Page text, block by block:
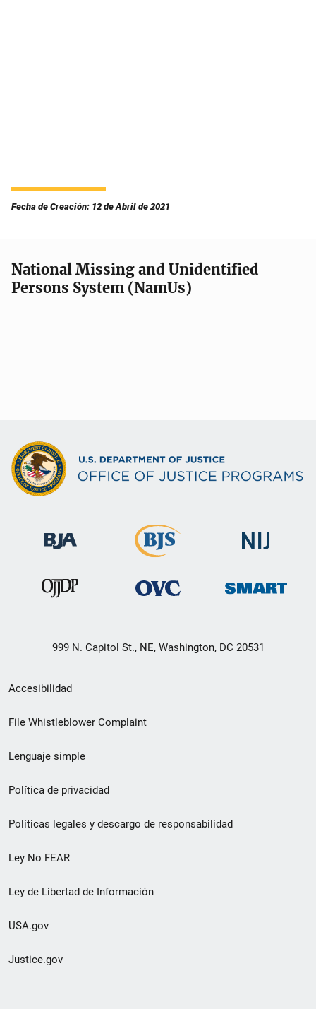
Fecha de Creación: 12 de Abril de 2021
National Missing and Unidentified
Persons System (NamUs)
999 N. Capitol St., NE, Washington, DC 20531
Menú
de
de
pie
de
página
Accesibilidad
File Whistleblower Complaint
Lenguaje simple
Política de privacidad
Políticas legales y descargo de responsabilidad
Ley No FEAR
Ley de Libertad de Información
USA.gov
Justice.gov